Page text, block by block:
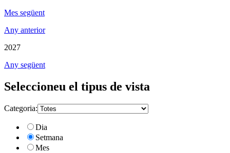
Mes següent
Any anterior
2027
Any següent
Seleccioneu el tipus de vista
Categoria:
Dia
Setmana
Mes